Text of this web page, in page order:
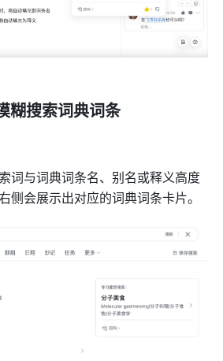
糊搜索词典词条
词与词典词条名、别名或释义高度
侧会展示出对应的词典词条卡片。